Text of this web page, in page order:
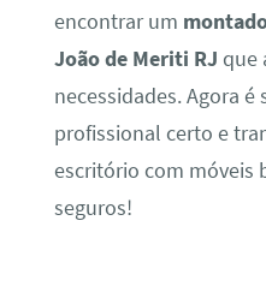
encontrar um
João de Meriti RJ que
necessidades. Agora é
profissional certo e
escritório com móveis
seguros!